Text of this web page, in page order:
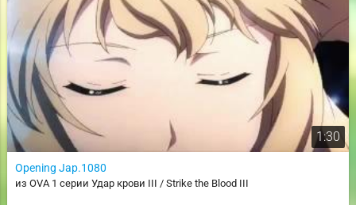
1:30
Opening Jap.1080
из OVA 1 серии Удар крови III / Strike the Blood III